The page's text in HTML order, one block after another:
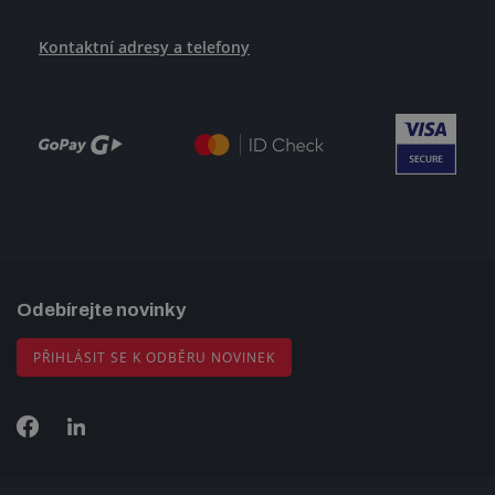
Kontaktní adresy a telefony
Odebírejte novinky
PŘIHLÁSIT SE K ODBĚRU NOVINEK